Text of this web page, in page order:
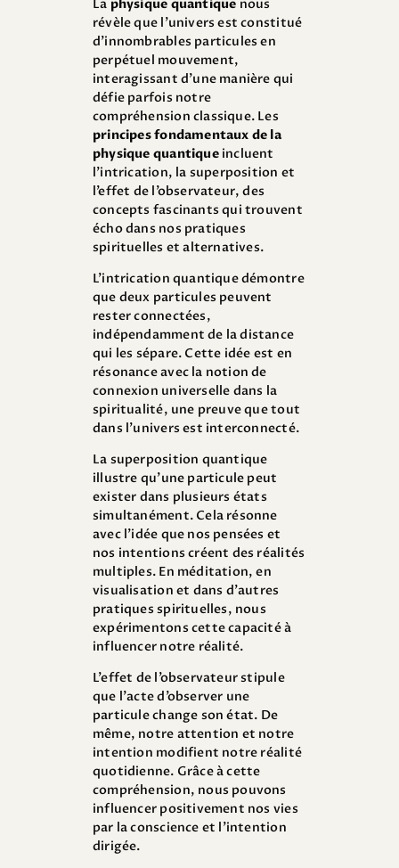
La physique quantique nous
révèle que l’univers est constitué
d’innombrables particules en
perpétuel mouvement,
interagissant d’une manière qui
défie parfois notre
compréhension classique. Les
principes fondamentaux de la
physique quantiqueincluent
l’intrication, la superposition et
l’effet de l’observateur, des
concepts fascinants qui trouvent
écho dans nos pratiques
spirituelles et alternatives.
L’intrication quantique démontre
que deux particules peuvent
rester connectées,
indépendamment de la distance
qui les sépare. Cette idée est en
résonance avec la notion de
connexion universelle dans la
spiritualité, une preuve que tout
dans l’univers est interconnecté.
La superposition quantique
illustre qu’une particule peut
exister dans plusieurs états
simultanément. Cela résonne
avec l’idée que nos pensées et
nos intentions créent des réalités
multiples. En méditation, en
visualisation et dans d’autres
pratiques spirituelles, nous
expérimentons cette capacité à
influencer notre réalité.
L’effet de l’observateur stipule
que l’acte d’observer une
particule change son état. De
même, notre attention et notre
intention modifient notre réalité
quotidienne. Grâce à cette
compréhension, nous pouvons
influencer positivement nos vies
par la conscience et l’intention
dirigée.